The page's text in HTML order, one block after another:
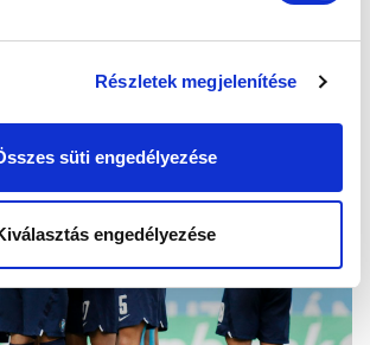
Részletek megjelenítése
süti engedélyezése
engedélyezése